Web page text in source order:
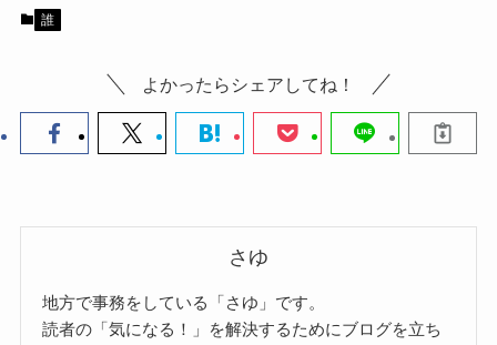
誰
よかったらシェアしてね！
さゆ
地方で事務をしている「さゆ」です。
読者の「気になる！」を解決するためにブログを立ち